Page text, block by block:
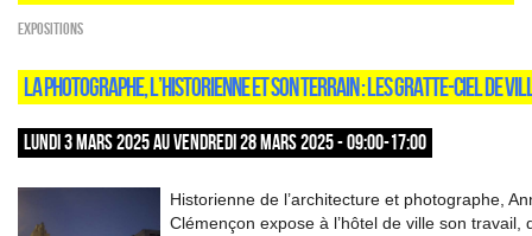
EXPOSITIONS
LA PHOTOGRAPHE, L’HISTORIENNE ET SON TERRAIN : LES GRATTE-CIEL DE
LUNDI 3 MARS 2025 AU VENDREDI 28 MARS 2025 - 09:00-17:00
Historienne de l’architecture et photographe,
Clémençon expose à l’hôtel de ville son travail,